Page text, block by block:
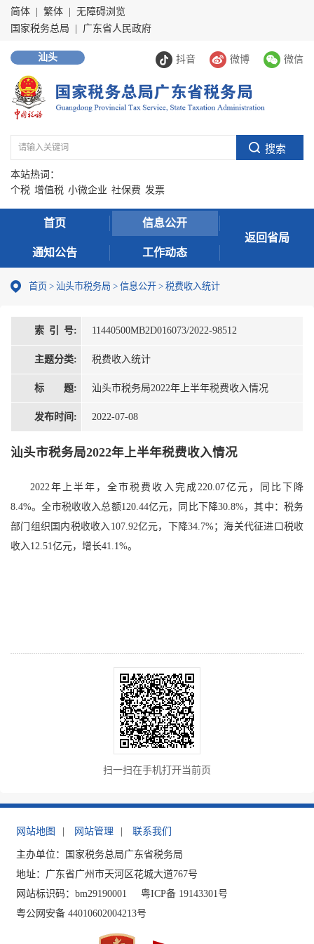
简体 繁体
无障碍浏览
国家税务总局
广东省人民政府
抖音 微博 微信
汕头
本站热词：
个税 增值税 小微企业 社保费 发票
首页 信息公开
通知公告 工作动态
返回省局
首页 > 汕头市税务局 > 信息公开 > 税费收入统计
索 引 号: 11440500MB2D016073/2022-98512
主题分类: 税费收入统计
标 题: 汕头市税务局2022年上半年税费收入情况
发布时间: 2022-07-08
汕头市税务局2022年上半年税费收入情况
2022年上半年，全市税费收入完成220.07亿元，同比下降
8.4%。全市税收收入总额120.44亿元，同比下降30.8%，其中：税务
部门组织国内税收收入107.92亿元，下降34.7%；海关代征进口税收
收入12.51亿元，增长41.1%。
扫一扫在手机打开当前页
网站地图 网站管理 联系我们
主办单位：国家税务总局广东省税务局
地址：广东省广州市天河区花城大道767号
网站标识码：bm29190001
粤ICP备 19143301号
粤公网安备 44010602004213号